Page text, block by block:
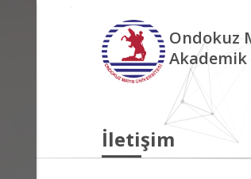
Ondokuz
Akademik
İletişim